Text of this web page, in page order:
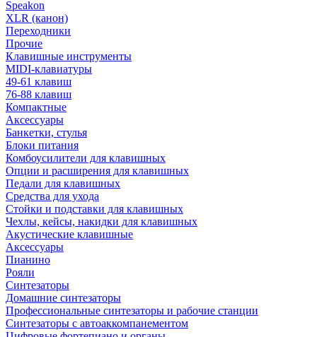
Speakon
XLR (канон)
Переходники
Прочие
Клавишные инструменты
MIDI-клавиатуры
49-61 клавиш
76-88 клавиш
Компактные
Аксессуары
Банкетки, стулья
Блоки питания
Комбоусилители для клавишных
Опции и расширения для клавишных
Педали для клавишных
Средства для ухода
Стойки и подставки для клавишных
Чехлы, кейсы, накидки для клавишных
Акустические клавишные
Аксессуары
Пианино
Рояли
Синтезаторы
Домашние синтезаторы
Профессиональные синтезаторы и рабочие станции
Синтезаторы с автоаккомпанементом